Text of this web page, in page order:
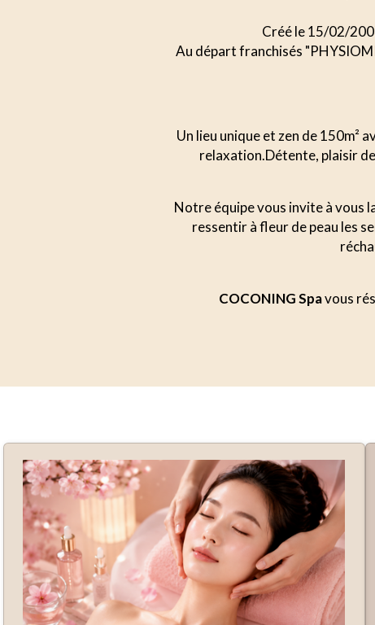
Créé le 15/02/
Au départ franchisés
Un lieu unique et zen de 150m²
relaxation.Détente, plaisir
Notre équipe vous invite à vous
ressentir à fleur de peau les
COCONING Spavous